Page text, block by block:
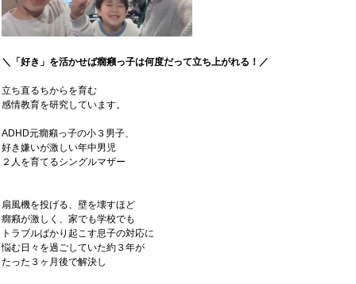
＼「好き」を活かせば癇癪っ子は何度だって立ち上がれる！／
立ち直るちからを育む
感情教育を研究しています。
ADHD元癇癪っ子の小３男子、
好き嫌いが激しい年中男児
２人を育てるシングルマザー
扇風機を投げる、壁を壊すほど
癇癪が激しく、家でも学校でも
トラブルばかり起こす息子の対応に
悩む日々を過ごしていた約３年が
たった３ヶ月後で解決し